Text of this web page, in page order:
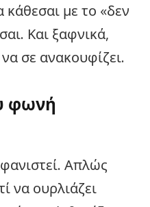
με το «δεν
Και ξαφνικά,
σε ανακουφίζει.
φωνή
Απλώς
να ουρλιάζει